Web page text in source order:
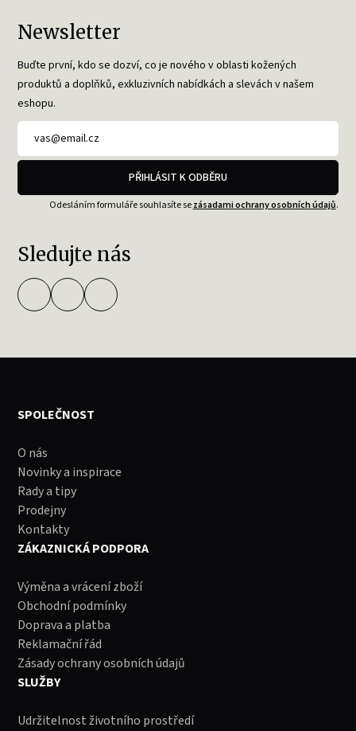
Newsletter
Buďte první, kdo se dozví, co je nového v oblasti kožených
produktů a doplňků, exkluzivních nabídkách a slevách v našem
eshopu.
PŘIHLÁSIT K ODBĚRU
Odesláním formuláře souhlasíte sezásadami ochrany osobních údajů.
Sledujte nás
SPOLEČNOST
O nás
Novinky a inspirace
Rady a tipy
Prodejny
Kontakty
ZÁKAZNICKÁ PODPORA
Výměna a vrácení zboží
Obchodní podmínky
Doprava a platba
Reklamační řád
Zásady ochrany osobních údajů
SLUŽBY
Udržitelnost životního prostředí